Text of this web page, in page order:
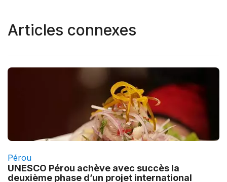
Articles connexes
Pérou
UNESCO Pérou achève avec succès la
deuxième phase d’un projet international